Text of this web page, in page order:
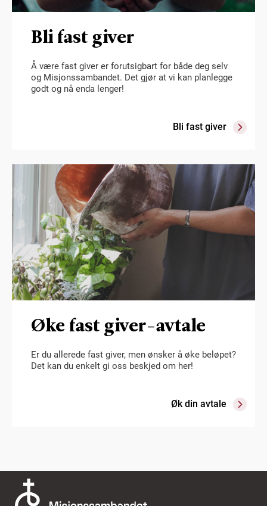
Bli fast giver
Å være fast giver er forutsigbart for både deg selv
og Misjonssambandet. Det gjør at vi kan planlegge
godt og nå enda lenger!
Bli fast giver
Øke fast giver-avtale
Er du allerede fast giver, men ønsker å øke beløpet?
Det kan du enkelt gi oss beskjed om her!
Øk din avtale